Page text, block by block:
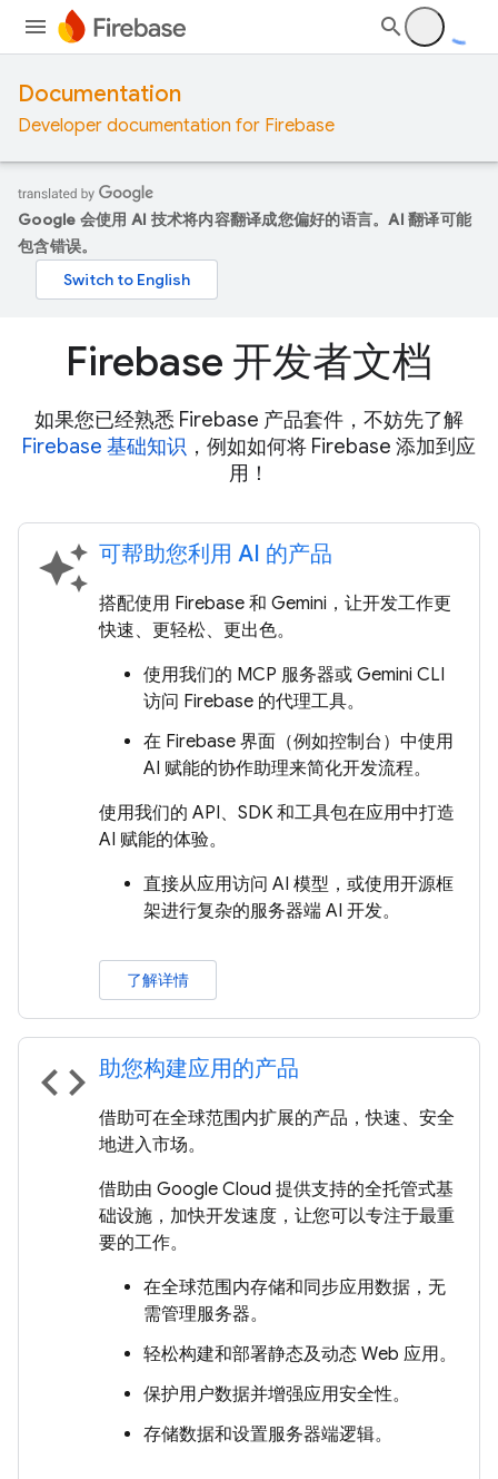
Documentation
Developer documentation for Firebase
Google 会使用 AI 技术将内容翻译成您偏好的语言。AI 翻译可能
包含错误。
Firebase 开发者文档
如果您已经熟悉 Firebase 产品套件，不妨先了解
Firebase 基础知识 ，例如如何将 Firebase 添加到应
用！
auto_awesome 可帮助您利用 AI 的产品
搭配使用 Firebase 和 Gemini，让开发工作更
快速、更轻松、更出色。
使用我们的 MCP 服务器或 Gemini CLI
访问 Firebase 的代理工具。
在 Firebase 界面（例如控制台）中使用
AI 赋能的协作助理来简化开发流程。
使用我们的 API、SDK 和工具包在应用中打造
AI 赋能的体验。
直接从应用访问 AI 模型，或使用开源框
架进行复杂的服务器端 AI 开发。
了解详情
code 助您构建应用的产品
借助可在全球范围内扩展的产品，快速、安全
地进入市场。
借助由 Google Cloud 提供支持的全托管式基
础设施，加快开发速度，让您可以专注于最重
要的工作。
在全球范围内存储和同步应用数据，无
需管理服务器。
轻松构建和部署静态及动态 Web 应用。
保护用户数据并增强应用安全性。
存储数据和设置服务器端逻辑。